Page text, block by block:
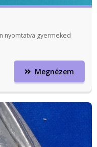
nyomtatva gyermeked
Megnézem